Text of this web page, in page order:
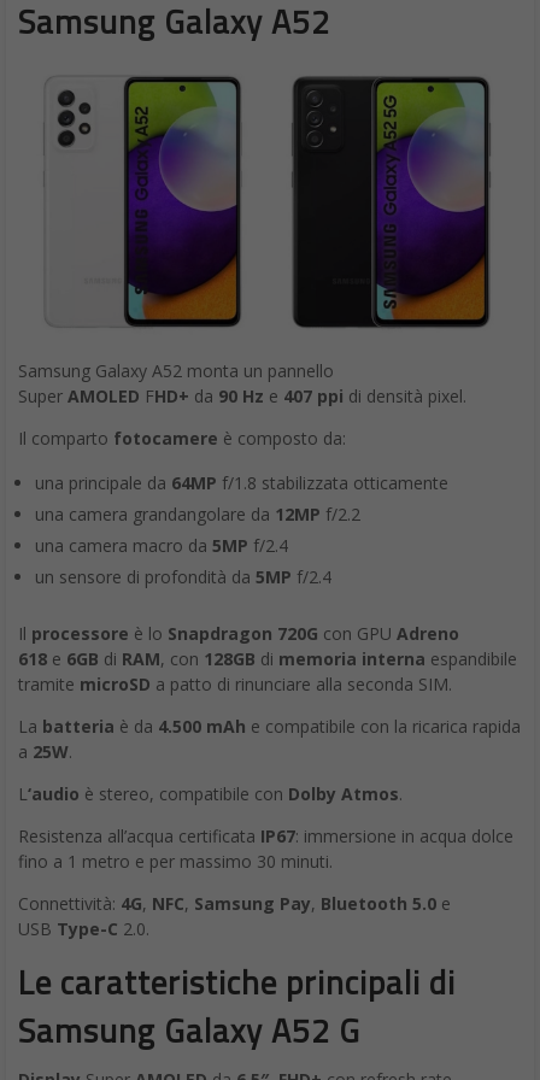
Samsung Galaxy A52
Samsung Galaxy A52 monta un pannello
Super AMOLED FHD+ da 90 Hz e 407 ppi di densità pixel.
Il comparto fotocamere è composto da:
una principale da 64MP f/1.8 stabilizzata otticamente
una camera grandangolare da 12MP f/2.2
una camera macro da 5MP f/2.4
un sensore di profondità da 5MP f/2.4
Il processore è lo Snapdragon 720G con GPU Adreno
618 e 6GB di RAM, con 128GB di memoria interna espandibile
tramite microSD a patto di rinunciare alla seconda SIM.
La batteria è da 4.500 mAh e compatibile con la ricarica rapida
a 25W.
L‘audio è stereo, compatibile con Dolby Atmos.
Resistenza all’acqua certificata IP67: immersione in acqua dolce
fino a 1 metro e per massimo 30 minuti.
Connettività: 4G, NFC, Samsung Pay, Bluetooth 5.0 e
USB Type-C 2.0.
Le caratteristiche principali di
Samsung Galaxy A52 G